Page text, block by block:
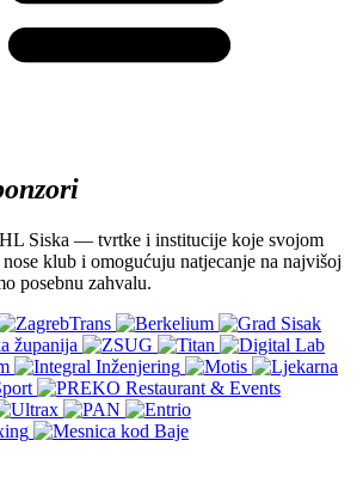
Siska — tvrtke i institucije koje svojom
klub i omogućuju natjecanje na najvišoj
posebnu zahvalu.